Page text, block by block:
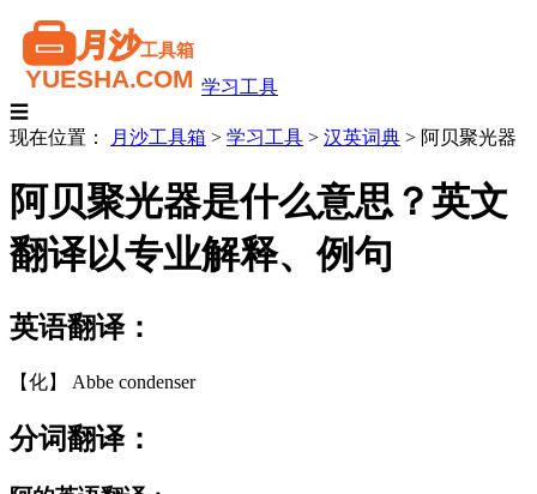
学习工具
☰
现在位置：
月沙工具箱 > 学习工具 > 汉英词典 > 阿贝聚光器
阿贝聚光器是什么意思？英文
翻译以专业解释、例句
英语翻译：
【化】 Abbe condenser
分词翻译：